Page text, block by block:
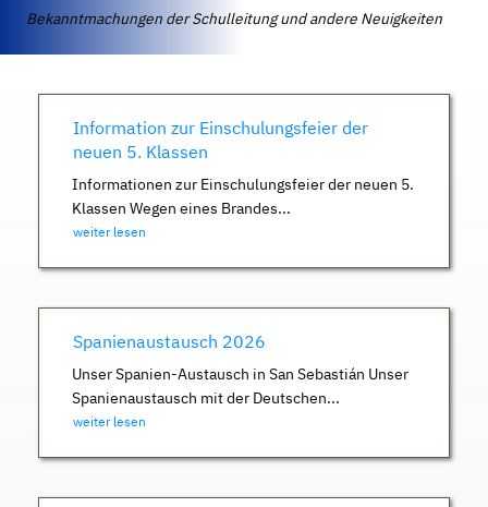
Bekanntmachungen der Schulleitung und andere Neuigkeiten
Information zur Einschulungsfeier der
neuen 5. Klassen
Informationen zur Einschulungsfeier der neuen 5.
Klassen Wegen eines Brandes...
weiter lesen
Spanienaustausch 2026
Unser Spanien-Austausch in San Sebastián Unser
Spanienaustausch mit der Deutschen...
weiter lesen